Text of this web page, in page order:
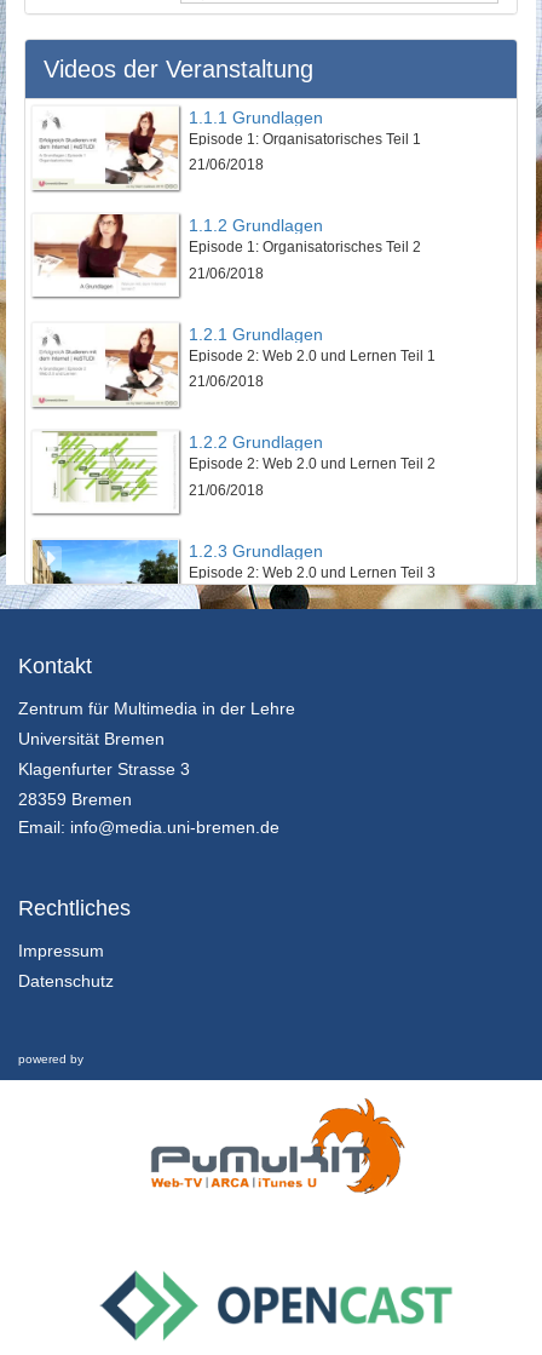
Videos der Veranstaltung
1.1.1 Grundlagen
Episode 1: Organisatorisches Teil 1
21/06/2018
1.1.2 Grundlagen
Episode 1: Organisatorisches Teil 2
21/06/2018
1.2.1 Grundlagen
Episode 2: Web 2.0 und Lernen Teil 1
21/06/2018
1.2.2 Grundlagen
Episode 2: Web 2.0 und Lernen Teil 2
21/06/2018
1.2.3 Grundlagen
Episode 2: Web 2.0 und Lernen Teil 3
21/06/2018
21/06/2018
Episode 3: Effektiv lernen
3.2.1 Informationen sammeln
Kontakt
Zentrum für Multimedia in der Lehre
Universität Bremen
Klagenfurter Strasse 3
28359 Bremen
Email: info@media.uni-bremen.de
Rechtliches
Impressum
Datenschutz
powered by